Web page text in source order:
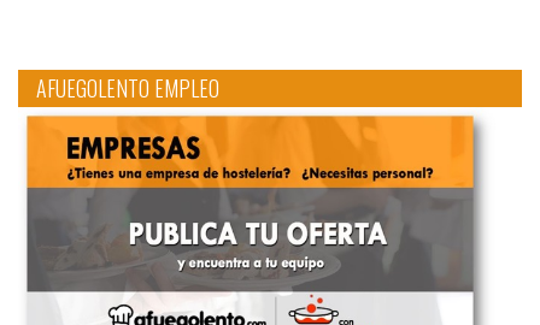
AFUEGOLENTO EMPLEO